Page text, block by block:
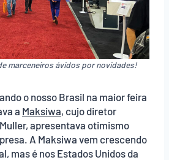
marceneiros ávidos por novidades!
o nosso Brasil na maior feira
a Maksiwa, cujo diretor
apresentava otimismo
A Maksiwa vem crescendo
mas é nos Estados Unidos da